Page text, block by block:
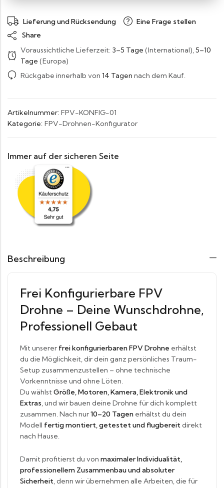
Lieferung und Rücksendung
Eine Frage stellen
Share
Voraussichtliche Lieferzeit: 3–5 Tage (International),5–10
Tage (Europa)
Rückgabe innerhalb von 14 Tagen nach dem Kauf.
Artikelnummer: FPV-KONFIG-01
Kategorie: FPV-Drohnen-Konfigurator
Immer auf der sicheren Seite
Beschreibung
Frei Konfigurierbare FPV
Drohne – Deine Wunschdrohne,
Professionell Gebaut
Mit unserer frei konfigurierbaren FPV Drohne erhältst
du die Möglichkeit, dir dein ganz persönliches Traum-
Setup zusammenzustellen – ohne technische
Vorkenntnisse und ohne Löten.
Du wählst Größe, Motoren, Kamera, Elektronik und
Extras, und wir bauen deine Drohne für dich komplett
zusammen. Nach nur10–20 Tagen erhältst du dein
Modell fertig montiert, getestet und flugbereitdirekt
nach Hause.
Damit profitierst du von maximaler Individualität,
professionellem Zusammenbau und absoluter
Sicherheit, denn wir übernehmen alle Arbeiten, die für